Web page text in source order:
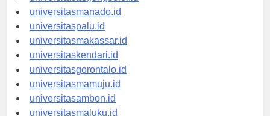
universitastanjungselor.id
universitasmanado.id
universitaspalu.id
universitasmakassar.id
universitaskendari.id
universitasgorontalo.id
universitasmamuju.id
universitasambon.id